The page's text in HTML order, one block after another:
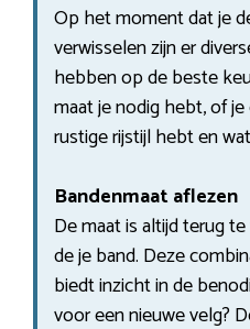
Op het moment dat je
verwisselen zijn er
hebben op de beste
maat je nodig hebt, of
rustige rijstijl hebt en
Bandenmaat aflezen
De maat is altijd terug
de je band. Deze
biedt inzicht in de
voor een nieuwe velg?